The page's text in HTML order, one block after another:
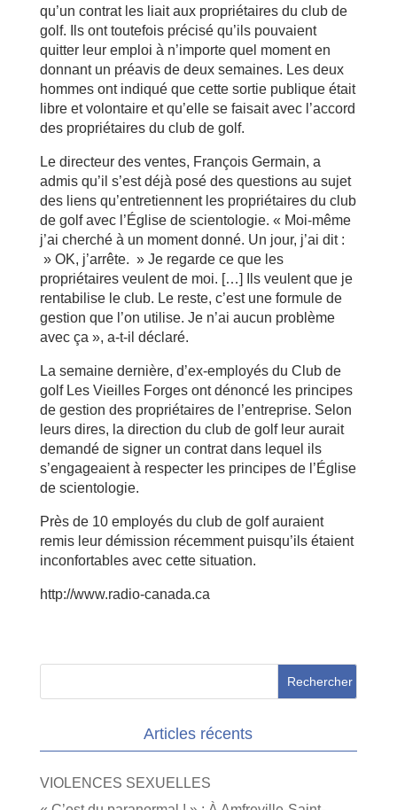
qu’un contrat les liait aux propriétaires du club de
golf. Ils ont toutefois précisé qu’ils pouvaient
quitter leur emploi à n’importe quel moment en
donnant un préavis de deux semaines. Les deux
hommes ont indiqué que cette sortie publique était
libre et volontaire et qu’elle se faisait avec l’accord
des propriétaires du club de golf.
Le directeur des ventes, François Germain, a
admis qu’il s’est déjà posé des questions au sujet
des liens qu’entretiennent les propriétaires du club
de golf avec l’Église de scientologie. « Moi-même
j’ai cherché à un moment donné. Un jour, j’ai dit :
» OK, j’arrête. » Je regarde ce que les
propriétaires veulent de moi. […] Ils veulent que je
rentabilise le club. Le reste, c’est une formule de
gestion que l’on utilise. Je n’ai aucun problème
avec ça », a-t-il déclaré.
La semaine dernière, d’ex-employés du Club de
golf Les Vieilles Forges ont dénoncé les principes
de gestion des propriétaires de l’entreprise. Selon
leurs dires, la direction du club de golf leur aurait
demandé de signer un contrat dans lequel ils
s’engageaient à respecter les principes de l’Église
de scientologie.
Près de 10 employés du club de golf auraient
remis leur démission récemment puisqu’ils étaient
inconfortables avec cette situation.
http://www.radio-canada.ca
Articles récents
VIOLENCES SEXUELLES